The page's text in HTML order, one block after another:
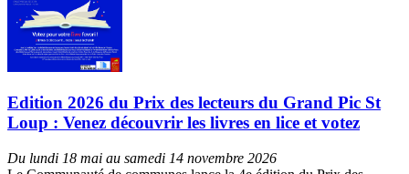
Edition 2026 du Prix des lecteurs du Grand Pic St
Loup : Venez découvrir les livres en lice et votez
Du lundi 18 mai au samedi 14 novembre 2026